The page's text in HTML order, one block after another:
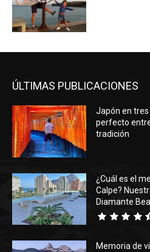
ÚLTIMAS PUBLICACIONES
Japón en
perfecto
tradición
¿Cuál es el
Calpe?
Diamante
Memoria de